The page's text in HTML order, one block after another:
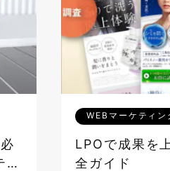
ィ
WEBマーケティン
LPOで成果を
全ガイド